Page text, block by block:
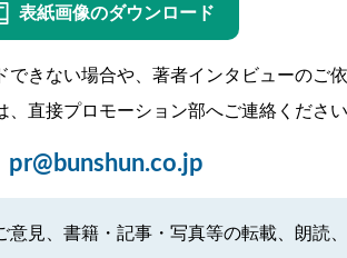
表紙画像のダウンロード
できない場合や、著者インタビューのご
直接プロモーション部へご連絡ください
pr@bunshun.co.jp
意見、書籍・記事・写真等の転載、朗読